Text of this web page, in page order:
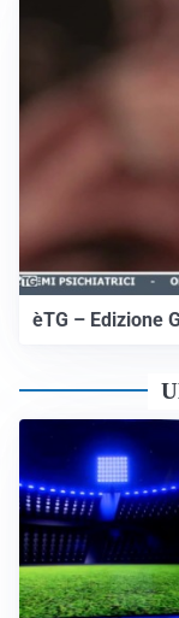
èTG – Edizione